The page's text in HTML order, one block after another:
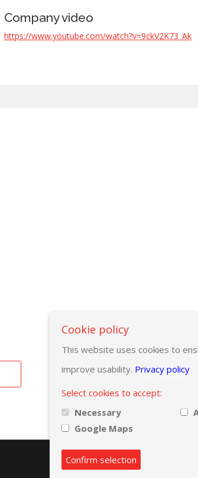
Company video
https://www.youtube.com/watch?v=9ckV2K73_Ak
Cookie policy
This website uses cookies to
improve usability. Privacy policy
Select cookies to accept:
Necessary
Google Maps
Confirm selection